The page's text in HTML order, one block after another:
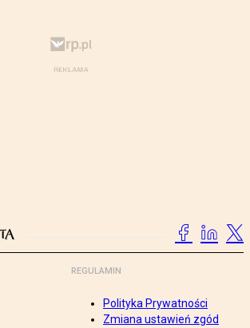
REGULAMIN
Polityka Prywatności
Zmiana ustawień zgód